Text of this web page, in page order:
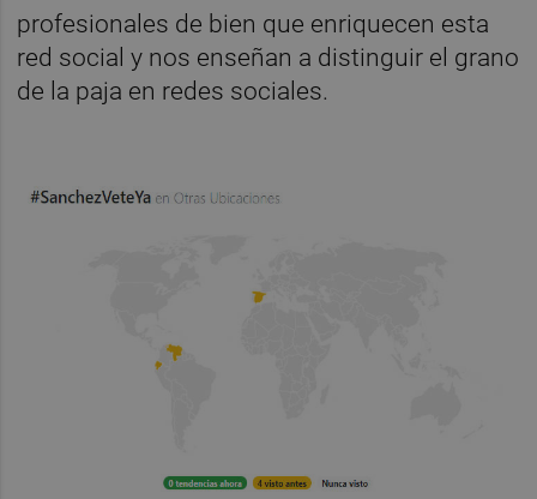
profesionales de bien que enriquecen esta
red social y nos enseñan a distinguir el grano
de la paja en redes sociales.